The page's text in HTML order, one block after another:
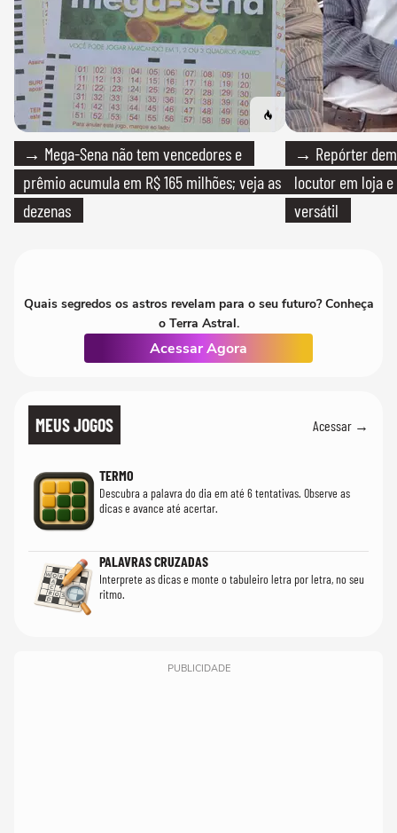
→ Mega-Sena não tem vencedores e
prêmio acumula em R$ 165 milhões; veja as
dezenas
→ Repórter
locutor em loja
versátil
Quais segredos os astros revelam para o seu futuro? Conheça
o Terra Astral.
Acessar Agora
MEUS JOGOS Acessar →
TERMO
Descubra a palavra do dia em até 6 tentativas. Observe as
dicas e avance até acertar.
PALAVRAS CRUZADAS
Interprete as dicas e monte o tabuleiro letra por letra, no seu
ritmo.
PUBLICIDADE